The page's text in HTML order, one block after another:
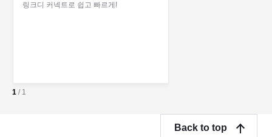
링크디 커넥트로 쉽고 빠르게!
1 / 1
Back to top